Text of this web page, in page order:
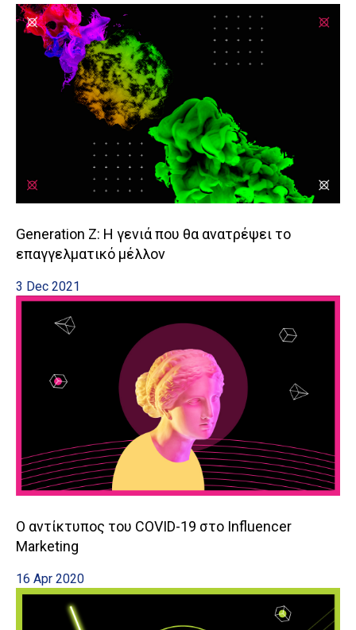
Generation Ζ: Η γενιά που θα ανατρέψει το
επαγγελματικό μέλλον
3 Dec 2021
Ο αντίκτυπος του COVID-19 στο Influencer
Marketing
16 Apr 2020